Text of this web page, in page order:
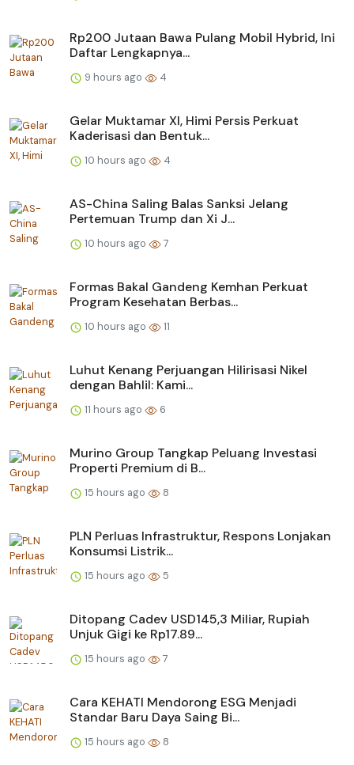
Rp200 Jutaan Bawa Pulang Mobil Hybrid, Ini
Daftar Lengkapnya...
9 hours ago 4
Gelar Muktamar XI, Himi Persis Perkuat
Kaderisasi dan Bentuk...
10 hours ago 4
AS-China Saling Balas Sanksi Jelang
Pertemuan Trump dan Xi J...
10 hours ago 7
Formas Bakal Gandeng Kemhan Perkuat
Program Kesehatan Berbas...
10 hours ago 11
Luhut Kenang Perjuangan Hilirisasi Nikel
dengan Bahlil: Kami...
11 hours ago 6
Murino Group Tangkap Peluang Investasi
Properti Premium di B...
15 hours ago 8
PLN Perluas Infrastruktur, Respons Lonjakan
Konsumsi Listrik...
15 hours ago 5
Ditopang Cadev USD145,3 Miliar, Rupiah
Unjuk Gigi ke Rp17.89...
15 hours ago 7
Cara KEHATI Mendorong ESG Menjadi
Standar Baru Daya Saing Bi...
15 hours ago 8